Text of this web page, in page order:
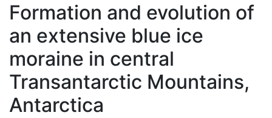
Formation and evolution of
an extensive blue ice
moraine in central
Transantarctic Mountains,
Antarctica